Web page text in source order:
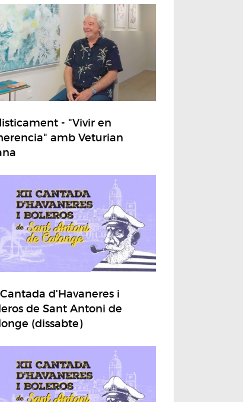
- "Vivir en
amb Veturian
d'Havaneres i
de Sant Antoni de
(dissabte)